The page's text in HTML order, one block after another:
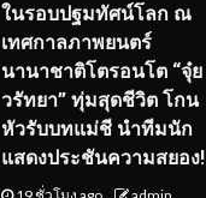
ในรอบปฐมทัศน์โลก ณ
เทศกาลภาพยนตร์
นานาชาติโตรอนโต “จุ๋ย
วรัทยา” ทุ่มสุดชีวิต โกน
หัวรับบทแม่ชี นำทีมนัก
แสดงประชันความสยอง!